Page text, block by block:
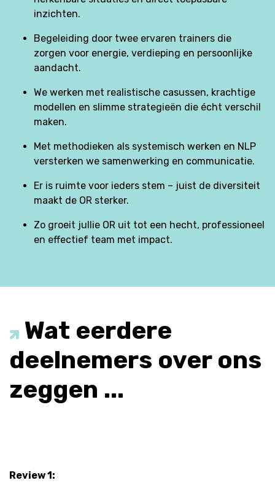
inzichten.
Begeleiding door twee ervaren trainers die
zorgen voor energie, verdieping en persoonlijke
aandacht.
We werken met realistische casussen, krachtige
modellen en slimme strategieën die écht verschil
maken.
Met methodieken als systemisch werken en NLP
versterken we samenwerking en communicatie.
Er is ruimte voor ieders stem – juist de diversiteit
maakt de OR sterker.
Zo groeit jullie OR uit tot een hecht, professioneel
en effectief team met impact.
Wat eerdere
deelnemers over ons
zeggen ...
Review 1: